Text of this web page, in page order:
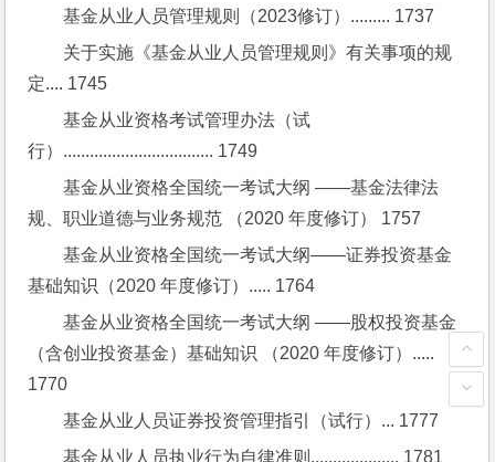
基金从业人员管理规则（2023修订）......... 1737
关于实施《基金从业人员管理规则》有关事项的规
定.... 1745
基金从业资格考试管理办法（试
行）.................................. 1749
基金从业资格全国统一考试大纲 ——基金法律法
规、职业道德与业务规范 （2020 年度修订） 1757
基金从业资格全国统一考试大纲——证券投资基金
基础知识（2020 年度修订）..... 1764
基金从业资格全国统一考试大纲 ——股权投资基金
（含创业投资基金）基础知识 （2020 年度修订）.....
1770
基金从业人员证券投资管理指引（试行）... 1777
基金从业人员执业行为自律准则.................... 1781